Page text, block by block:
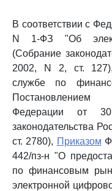
В соответствии с
N 1-ФЗ "Об
(Собрание
2002, N 2, ст.
службе по
Постановлением
Федерации от
законодательства
ст. 2780), Приказом
442/пз-н "О
по финансовым
электронной